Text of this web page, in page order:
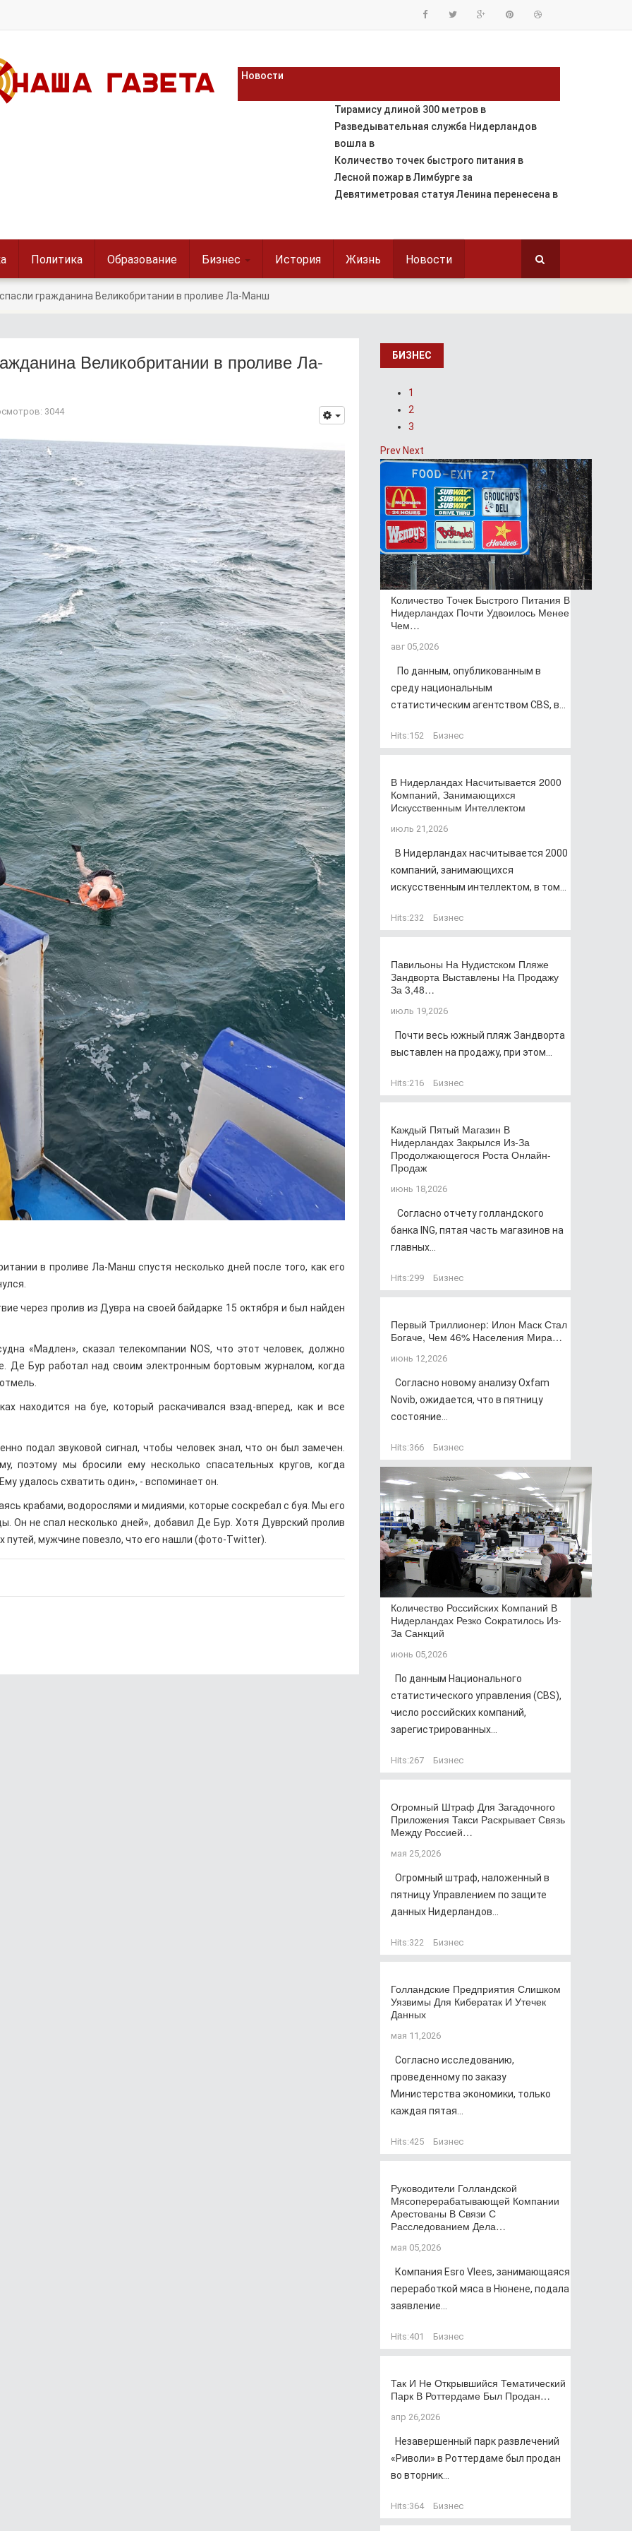
Новости
Тирамису длиной 300 метров в
Разведывательная служба Нидерландов
вошла в
Количество точек быстрого питания в
Лесной пожар в Лимбурге за
Девятиметровая статуя Ленина перенесена в
Политика Образование Бизнес История Жизнь Новости
гражданина Великобритании в проливе Ла-Манш
Великобритании в проливе Ла-
3044
в проливе Ла-Манш спустя несколько дней после того, как его
через пролив из Дувра на своей байдарке 15 октября и был найден
«Мадлен», сказал телекомпании NOS, что этот человек, должно
Де Бур работал над своим электронным бортовым журналом, когда
находится на буе, который раскачивался взад-вперед, как и все
подал звуковой сигнал, чтобы человек знал, что он был замечен.
поэтому мы бросили ему несколько спасательных кругов, когда
удалось схватить один», - вспоминает он.
крабами, водорослями и мидиями, которые соскребал с буя. Мы его
Он не спал несколько дней», добавил Де Бур. Хотя Дуврский пролив
мужчине повезло, что его нашли (фото-Twitter).
БИЗНЕС
1
2
3
Prev Next
Количество Точек Быстрого Питания В
Нидерландах Почти Удвоилось Менее
Чем…
авг 05,2026
По данным, опубликованным в
среду национальным
статистическим агентством CBS, в...
Hits:152 Бизнес
В Нидерландах Насчитывается 2000
Компаний, Занимающихся
Искусственным Интеллектом
июль 21,2026
В Нидерландах насчитывается 2000
компаний, занимающихся
искусственным интеллектом, в том...
Hits:232 Бизнес
Павильоны На Нудистском Пляже
Зандворта Выставлены На Продажу
За 3,48…
июль 19,2026
Почти весь южный пляж Зандворта
выставлен на продажу, при этом...
Hits:216 Бизнес
Каждый Пятый Магазин В
Нидерландах Закрылся Из-За
Продолжающегося Роста Онлайн-
Продаж
июнь 18,2026
Согласно отчету голландского
банка ING, пятая часть магазинов на
главных...
Hits:299 Бизнес
Первый Триллионер: Илон Маск Стал
Богаче, Чем 46% Населения Мира…
июнь 12,2026
Согласно новому анализу Oxfam
Novib, ожидается, что в пятницу
состояние...
Hits:366 Бизнес
Количество Российских Компаний В
Нидерландах Резко Сократилось Из-
За Санкций
июнь 05,2026
По данным Национального
статистического управления (CBS),
число российских компаний,
зарегистрированных...
Hits:267 Бизнес
Огромный Штраф Для Загадочного
Приложения Такси Раскрывает Связь
Между Россией…
мая 25,2026
Огромный штраф, наложенный в
пятницу Управлением по защите
данных Нидерландов...
Hits:322 Бизнес
Голландские Предприятия Слишком
Уязвимы Для Кибератак И Утечек
Данных
мая 11,2026
Согласно исследованию,
проведенному по заказу
Министерства экономики, только
каждая пятая...
Hits:425 Бизнес
Руководители Голландской
Мясоперерабатывающей Компании
Арестованы В Связи С
Расследованием Дела…
мая 05,2026
Компания Esro Vlees, занимающаяся
переработкой мяса в Нюнене, подала
заявление...
Hits:401 Бизнес
Так И Не Открывшийся Тематический
Парк В Роттердаме Был Продан…
апр 26,2026
Незавершенный парк развлечений
«Риволи» в Роттердаме был продан
во вторник...
Hits:364 Бизнес